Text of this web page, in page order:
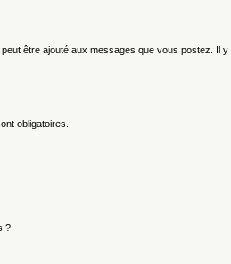
être ajouté aux messages que vous postez. Il y
obligatoires.
?